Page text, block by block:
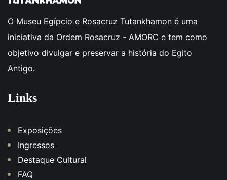
O Museu Egípcio e Rosacruz Tutankhamon é uma
iniciativa da Ordem Rosacruz - AMORC e tem como
objetivo divulgar e preservar a história do Egito
Antigo.
Links
Exposições
Ingressos
Destaque Cultural
FAQ